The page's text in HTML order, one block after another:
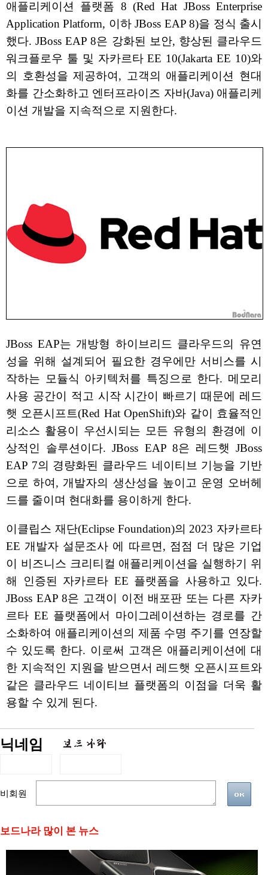
애플리케이션 플랫폼 8 (Red Hat JBoss Enterprise
Application Platform, 이하 JBoss EAP 8)을 정식 출시
했다. JBoss EAP 8은 강화된 보안, 향상된 클라우드
워크플로우 툴 및 자카르타 EE 10(Jakarta EE 10)와
의 호환성을 제공하여, 고객의 애플리케이션 현대
화를 간소화하고 엔터프라이즈 자바(Java) 애플리케
이션 개발을 지속적으로 지원한다.
JBoss EAP는 개방형 하이브리드 클라우드의 유연
성을 위해 설계되어 필요한 경우에만 서비스를 시
작하는 모듈식 아키텍처를 특징으로 한다. 메모리
사용 공간이 적고 시작 시간이 빠르기 때문에 레드
햇 오픈시프트(Red Hat OpenShift)와 같이 효율적인
리소스 활용이 우선시되는 모든 유형의 환경에 이
상적인 솔루션이다. JBoss EAP 8은 레드햇 JBoss
EAP 7의 경량화된 클라우드 네이티브 기능을 기반
으로 하여, 개발자의 생산성을 높이고 운영 오버헤
드를 줄이며 현대화를 용이하게 한다.
이클립스 재단(Eclipse Foundation)의 2023 자카르타
EE 개발자 설문조사 에 따르면, 점점 더 많은 기업
이 비즈니스 크리티컬 애플리케이션을 실행하기 위
해 인증된 자카르타 EE 플랫폼을 사용하고 있다.
JBoss EAP 8은 고객이 이전 배포판 또는 다른 자카
르타 EE 플랫폼에서 마이그레이션하는 경로를 간
소화하여 애플리케이션의 제품 수명 주기를 연장할
수 있도록 한다. 이로써 고객은 애플리케이션에 대
한 지속적인 지원을 받으면서 레드햇 오픈시프트와
같은 클라우드 네이티브 플랫폼의 이점을 더욱 활
용할 수 있게 된다.
닉네임
비회원
보드나라 많이 본 뉴스